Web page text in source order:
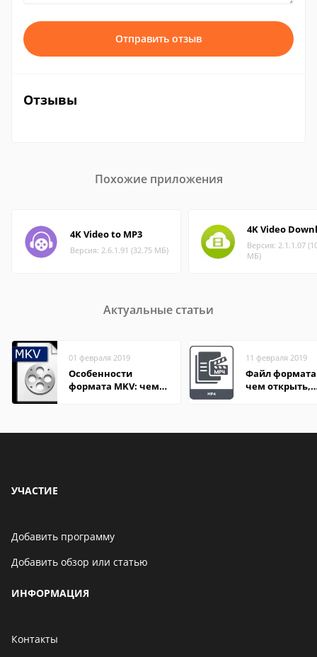
Отправить отзыв
Отзывы
Похожие приложения
4K Video to MP3
Версия: 2.6.1.91 (32.75 МБ)
4K Video
Версия: 2.1.1.07
МБ)
Актуальные статьи
01 февраля 2019
Особенности
формата MKV: чем
11 февраля 2019
Файл формата
чем открыть,
УЧАСТИЕ
Добавить программу
Добавить обзор или статью
ИНФОРМАЦИЯ
Контакты